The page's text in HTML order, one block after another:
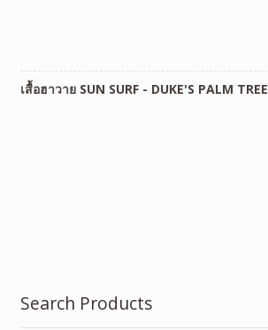
เสื้อฮาวาย SUN SURF - DUKE'S PALM TREE
Search Products